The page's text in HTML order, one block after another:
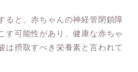
ると、赤ちゃんの神経管閉鎖障
す可能性があり、健康な赤ちゃ
は摂取すべき栄養素と言われて